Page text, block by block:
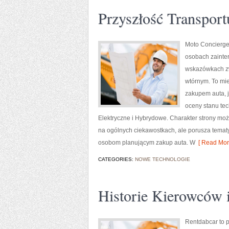
Przyszłość
Moto
osobach
wskazówkach
wtórnym. To
zakupem auta,
oceny stanu
Elektryczne i Hybrydowe. Charakter strony
na ogólnych ciekawostkach, ale porusza
osobom planującym zakup auta. W [ Read
CATEGORIES: NOWE TECHNOLOGIE
Historie Kierowców
Rentdabcar to